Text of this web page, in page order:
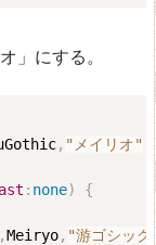
」にする。
, "メイリオ"
: none)
{
,Meiryo, "游ゴシッ